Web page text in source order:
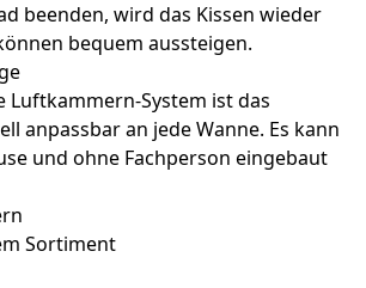
beenden, wird das Kissen wieder
bequem aussteigen.
Luftkammern-System ist das
anpassbar an jede Wanne. Es kann
und ohne Fachperson eingebaut
Sortiment